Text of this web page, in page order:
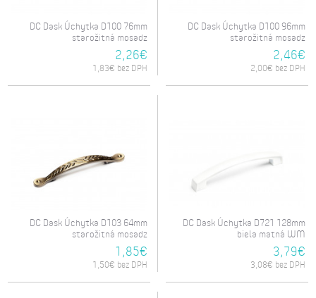
DC Dask Úchytka D100 76mm
starožitná mosadz
2,26€
1,83€ bez DPH
DC Dask Úchytka D100 96mm
starožitná mosadz
2,46€
2,00€ bez DPH
DC Dask Úchytka D103 64mm
starožitná mosadz
1,85€
1,50€ bez DPH
DC Dask Úchytka D721 128mm
biela matná WM
3,79€
3,08€ bez DPH